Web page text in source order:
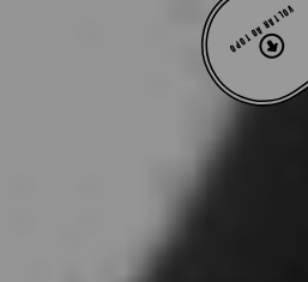
VOLTAR AO TOPO